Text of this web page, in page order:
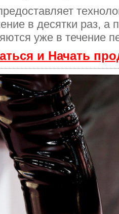
в десятки раз, а
уже в течение
и Начать